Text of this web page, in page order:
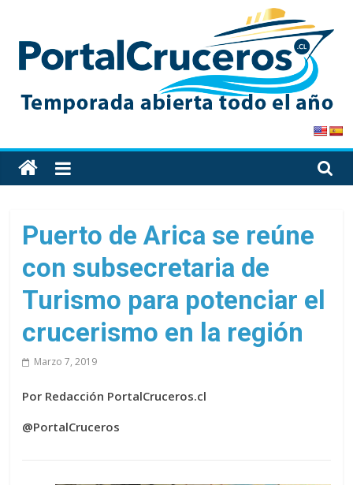
content
PortalCruceros
Toda
la
de
cruceros
en
Puerto de Arica se reúne
con subsecretaria de
Turismo para potenciar el
crucerismo en la región
Marzo 7, 2019
Por Redacción PortalCruceros.cl
@PortalCruceros